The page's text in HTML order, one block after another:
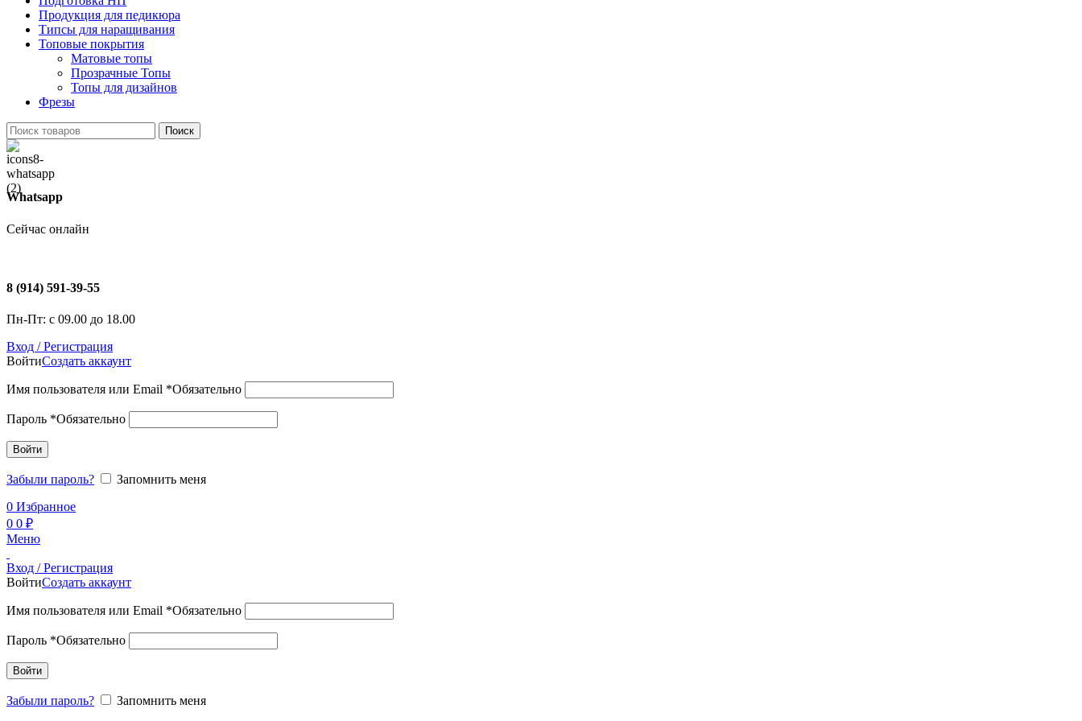
Продукция для педикюра
Типсы для наращивания
Топовые покрытия
Матовые топы
Прозрачные Топы
Топы для дизайнов
Фрезы
Поиск
Whatsapp
Сейчас онлайн
8 (914) 591-39-55
Пн-Пт: с 09.00 до 18.00
Вход / Регистрация
ВойтиСоздать аккаунт
Имя пользователя или Email *Обязательно
Пароль *Обязательно
Войти
Забыли пароль?
Запомнить меня
0 Избранное
0 0 ₽
Меню
Вход / Регистрация
ВойтиСоздать аккаунт
Имя пользователя или Email *Обязательно
Пароль *Обязательно
Войти
Забыли пароль? Запомнить меня